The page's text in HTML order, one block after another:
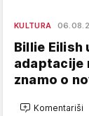
KULTURA
Billie Eilish
adaptacije
znamo o
Komentariši